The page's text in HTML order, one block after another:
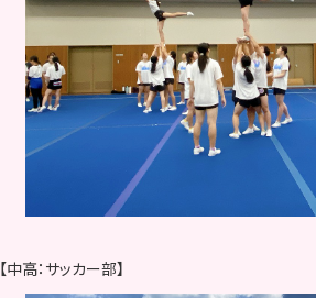
【中高：サッカー部】